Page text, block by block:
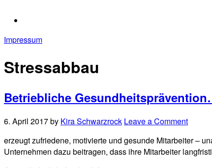
Impressum
Stressabbau
Betriebliche
6. April 2017by Kira Schwarzrock Leave a Comment
erzeugt zufriedene, motivierte und gesunde Mitarbeiter –
Unternehmen dazu beitragen, dass ihre Mitarbeiter